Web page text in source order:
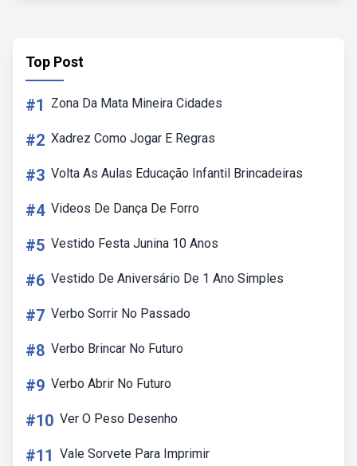
Top Post
#1 Zona Da Mata Mineira Cidades
#2 Xadrez Como Jogar E Regras
#3 Volta As Aulas Educação Infantil Brincadeiras
#4 Videos De Dança De Forro
#5 Vestido Festa Junina 10 Anos
#6 Vestido De Aniversário De 1 Ano Simples
#7 Verbo Sorrir No Passado
#8 Verbo Brincar No Futuro
#9 Verbo Abrir No Futuro
#10 Ver O Peso Desenho
#11 Vale Sorvete Para Imprimir